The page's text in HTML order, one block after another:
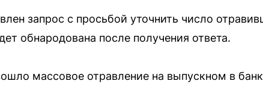
запрос с просьбой уточнить число
обнародована после получения ответа.
массовое отравление на выпускном в